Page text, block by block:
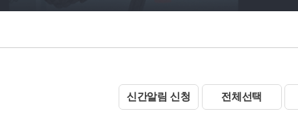
신간알림 신청 전체선택